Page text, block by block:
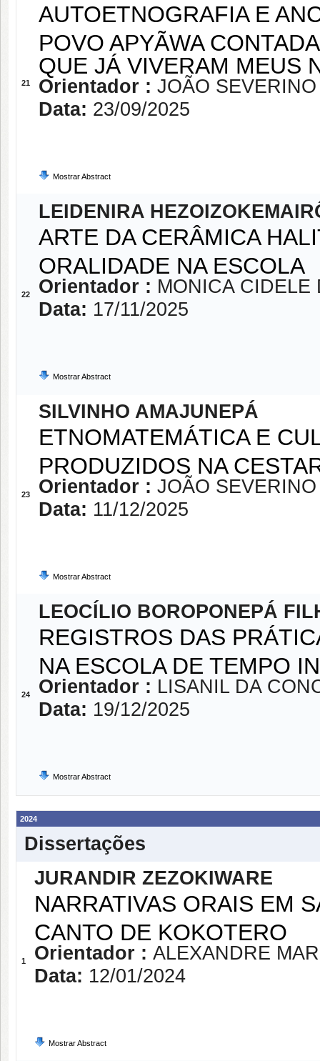
21
AUTOETNOGRAFIA E
POVO APYÃWA
QUE JÁ VIVERAM MEUS
Orientador : JOÃO
Data: 23/09/2025
Mostrar Abstract
22
LEIDENIRA
ARTE DA CERÂMICA
ORALIDADE NA ESCOLA
Orientador : MONICA CIDELE
Data: 17/11/2025
Mostrar Abstract
23
SILVINHO AMAJUNEPÁ
ETNOMATEMÁTICA E
PRODUZIDOS NA
Orientador : JOÃO
Data: 11/12/2025
Mostrar Abstract
24
LEOCÍLIO BOROPONEPÁ
REGISTROS DAS
NA ESCOLA DE TEMPO
Orientador : LISANIL DA
Data: 19/12/2025
Mostrar Abstract
2024
Dissertações
1
JURANDIR ZEZOKIWARE
NARRATIVAS ORAIS EM
CANTO DE KOKOTERO
Orientador : ALEXANDRE
Data: 12/01/2024
Mostrar Abstract